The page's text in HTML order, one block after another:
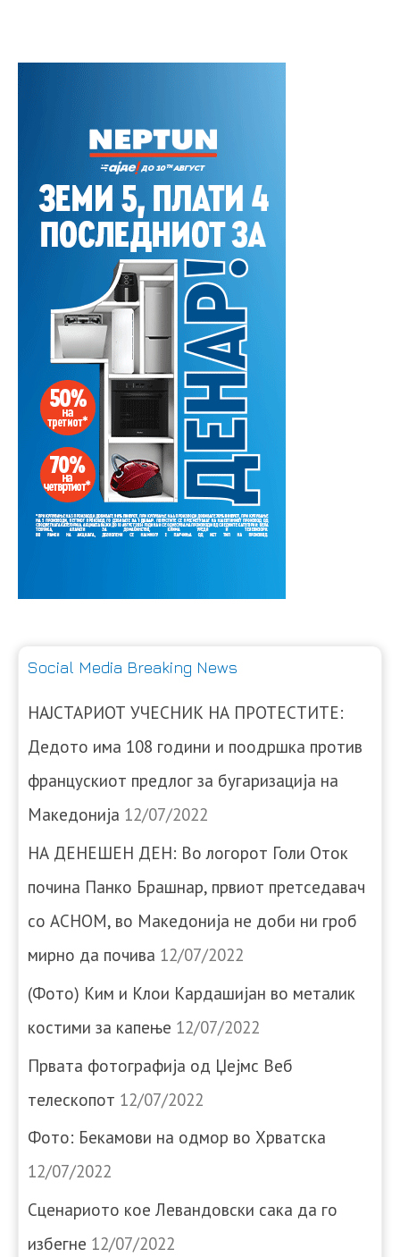
Social Media Breaking News
НАЈСТАРИОТ УЧЕСНИК НА ПРОТЕСТИТЕ:
Дедото има 108 години и поодршка против
францускиот предлог за бугаризација на
Македонија 12/07/2022
НА ДЕНЕШЕН ДЕН: Во логорот Голи Оток
почина Панко Брашнар, првиот претседавач
со АСНОМ, во Македонија не доби ни гроб
мирно да почива 12/07/2022
(Фото) Ким и Клои Кардашијан во металик
костими за капење 12/07/2022
Првата фотографија од Џејмс Веб
телескопот 12/07/2022
Фото: Бекамови на одмор во Хрватска
12/07/2022
Сценариото кое Левандовски сака да го
избегне 12/07/2022